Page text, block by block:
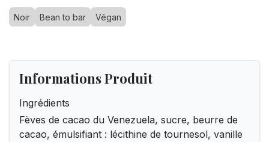
Noir Bean to bar Végan
Informations Produit
Ingrédients
Fèves de cacao du Venezuela, sucre, beurre de
cacao, émulsifiant : lécithine de tournesol, vanille